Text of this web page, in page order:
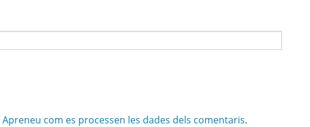
Apreneu com es processen les dades dels comentaris.